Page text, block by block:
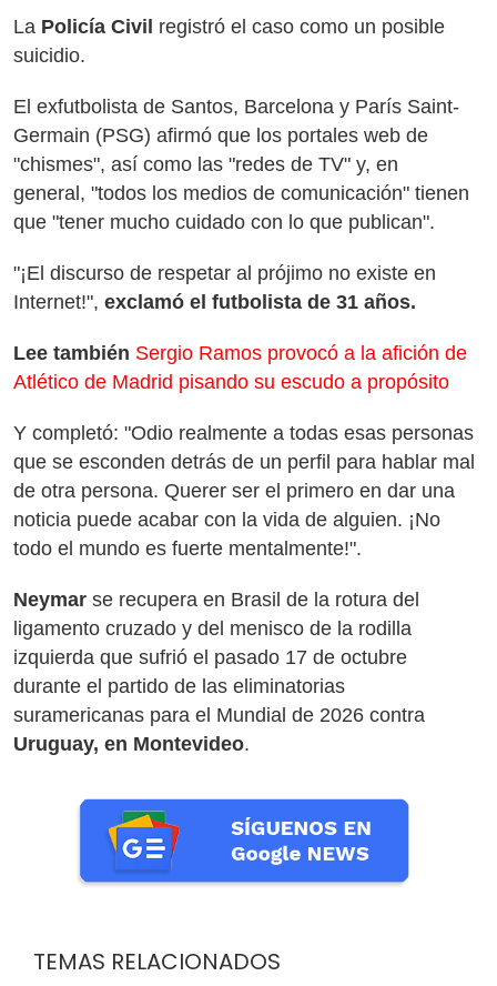
La Policía Civil registró el caso como un posible
suicidio.
El exfutbolista de Santos, Barcelona y París Saint-
Germain (PSG) afirmó que los portales web de
"chismes", así como las "redes de TV" y, en
general, "todos los medios de comunicación" tienen
que "tener mucho cuidado con lo que publican".
"¡El discurso de respetar al prójimo no existe en
Internet!", exclamó el futbolista de 31 años.
Lee también Sergio Ramos provocó a la afición de
Atlético de Madrid pisando su escudo a propósito
Y completó: "Odio realmente a todas esas personas
que se esconden detrás de un perfil para hablar mal
de otra persona. Querer ser el primero en dar una
noticia puede acabar con la vida de alguien. ¡No
todo el mundo es fuerte mentalmente!".
Neymar se recupera en Brasil de la rotura del
ligamento cruzado y del menisco de la rodilla
izquierda que sufrió el pasado 17 de octubre
durante el partido de las eliminatorias
suramericanas para el Mundial de 2026 contra
Uruguay, en Montevideo.
TEMAS RELACIONADOS